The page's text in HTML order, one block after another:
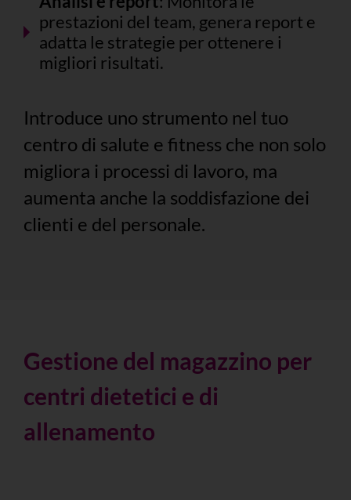
prestazioni del team, genera report e
adatta le strategie per ottenere i
migliori risultati.
Introduce uno strumento nel tuo
centro di salute e fitness che non solo
migliora i processi di lavoro, ma
aumenta anche la soddisfazione dei
clienti e del personale.
Gestione del magazzino per
centri dietetici e di
allenamento